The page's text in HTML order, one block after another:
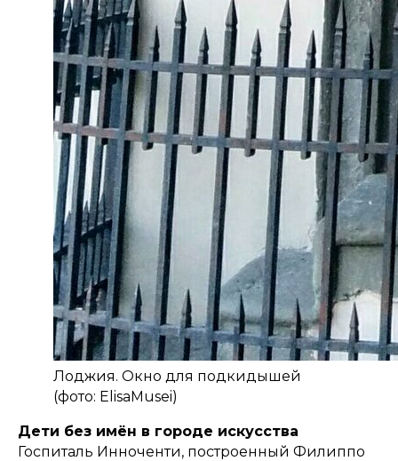
Лоджия. Окно для подкидышей
(фото: ElisaMusei)
Дети без имён в городе искусства
Госпиталь Инноченти, построенный Филиппо